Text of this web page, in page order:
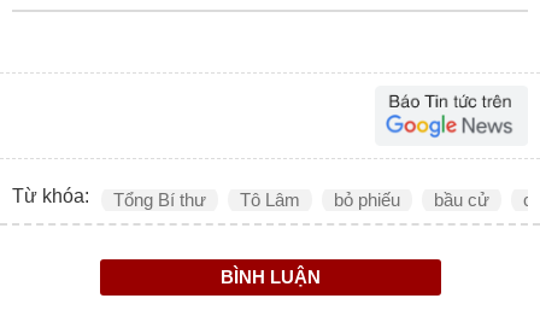
Từ khóa: Tổng Bí thư Tô Lâm bỏ phiếu bầu cử
BÌNH LUẬN